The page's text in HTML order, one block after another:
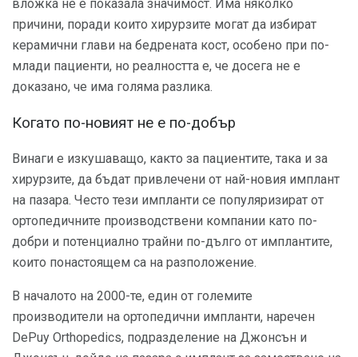
вложка не е показала значимост. Има няколко
причини, поради които хирурзите могат да избират
керамични глави на бедрената кост, особено при по-
млади пациенти, но реалността е, че досега не е
доказано, че има голяма разлика.
Когато по-новият не е по-добър
Винаги е изкушаващо, както за пациентите, така и за
хирурзите, да бъдат привлечени от най-новия имплант
на пазара. Често тези импланти се популяризират от
ортопедичните производствени компании като по-
добри и потенциално трайни по-дълго от имплантите,
които понастоящем са на разположение.
В началото на 2000-те, един от големите
производители на ортопедични импланти, наречен
DePuy Orthopedics, подразделение на Джонсън и